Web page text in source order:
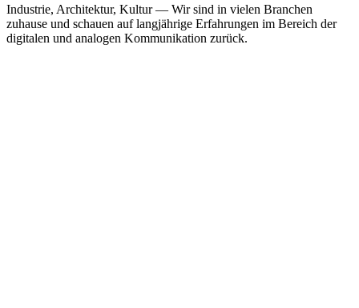
Industrie, Architektur, Kultur — Wir sind in vielen Branchen
zuhause und schauen auf langjährige Erfahrungen im Bereich der
digitalen und analogen Kommunikation zurück.